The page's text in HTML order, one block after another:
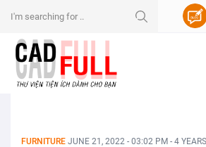
FURNITURE JUNE 21, 2022 - 03:02 PM - 4